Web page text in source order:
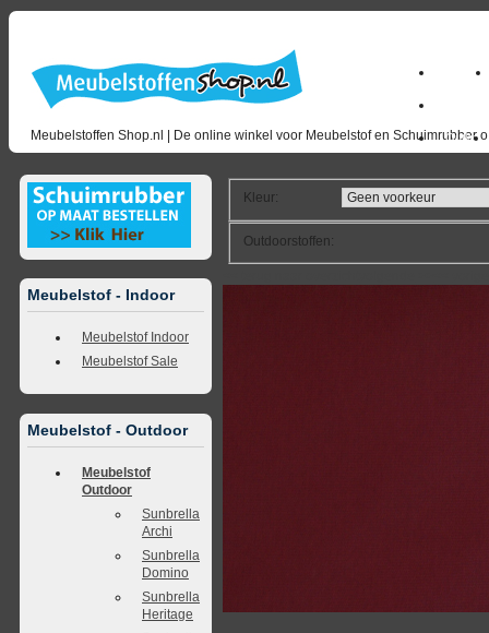
Meubelstoffen Shop.nl | De online winkel voor Meubelstof en Schuimrubber
Home
Outlet
Meubelstof - Indoor
Meubelstof Indoor
Meubelstof Sale
Meubelstof - Outdoor
Meubelstof
Outdoor
Sunbrella
Archi
Sunbrella
Domino
Sunbrella
Heritage
Kleur:
Outdoorstoffen: